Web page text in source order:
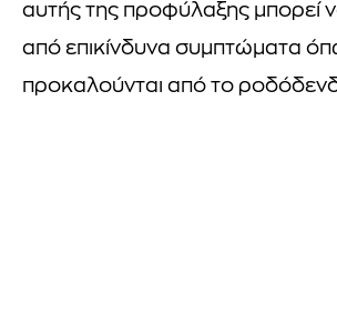
αυτής της προφύλαξης μπορεί
από επικίνδυνα συμπτώματα
προκαλούνται από το